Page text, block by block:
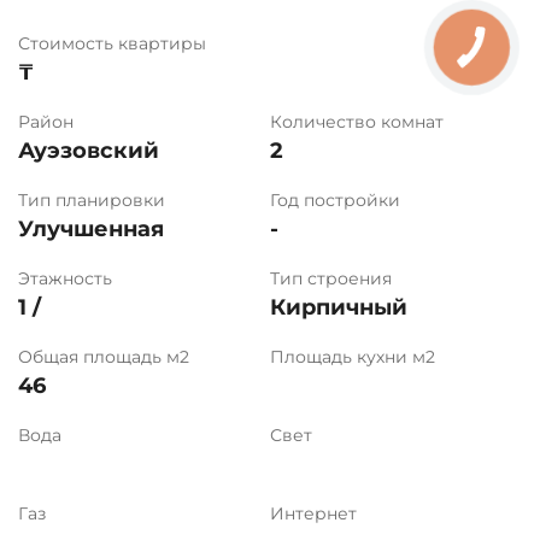
Стоимость квартиры
₸
Район
Ауэзовский
Количество комнат
2
Тип планировки
Улучшенная
Год постройки
-
Этажность
1 /
Тип строения
Кирпичный
Общая площадь м2
46
Площадь кухни м2
Вода Свет
Газ Интернет